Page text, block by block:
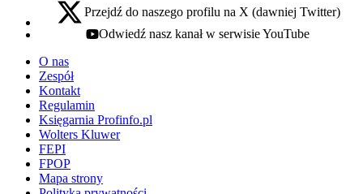
x - otwiera się w nowej karcie
Przejdź do naszego profilu na X (dawniej Twitter)
youtube - otwiera się w nowej karcie
Odwiedź nasz kanał w serwisie YouTube
O nas
Zespół
Kontakt
Regulamin
Księgarnia Profinfo.pl
Wolters Kluwer
FEPI
FPOP
Mapa strony